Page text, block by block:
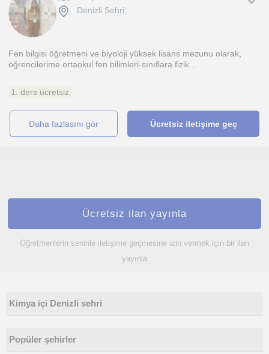
Denizli Sehri
Fen bilgisi öğretmeni ve biyoloji yüksek lisans mezunu olarak,
öğrencilerime ortaokul fen bilimleri-sınıflara fizik...
1. ders ücretsiz
daha fazlasını gör Ücretsiz iletişime geç
Ücretsiz ilan yayınla
Öğretmenlerin seninle iletişime geçmesine izin vermek için bir ilan
yayınla
Kimya içi Denizli sehri
Popüler şehirler